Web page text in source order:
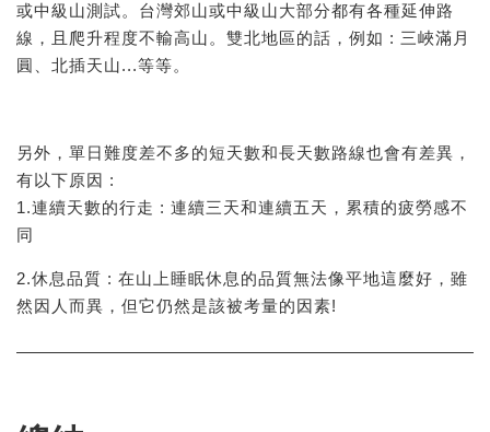
或中級山測試。台灣郊山或中級山大部分都有各種延伸路
線，且爬升程度不輸高山。雙北地區的話，例如 : 三峽滿月
圓、北插天山...等等。
另外，單日難度差不多的短天數和長天數路線也會有差異，
有以下原因 :
1.連續天數的行走 : 連續三天和連續五天，累積的疲勞感不
同
2.休息品質 : 在山上睡眠休息的品質無法像平地這麼好，雖
然因人而異，但它仍然是該被考量的因素!